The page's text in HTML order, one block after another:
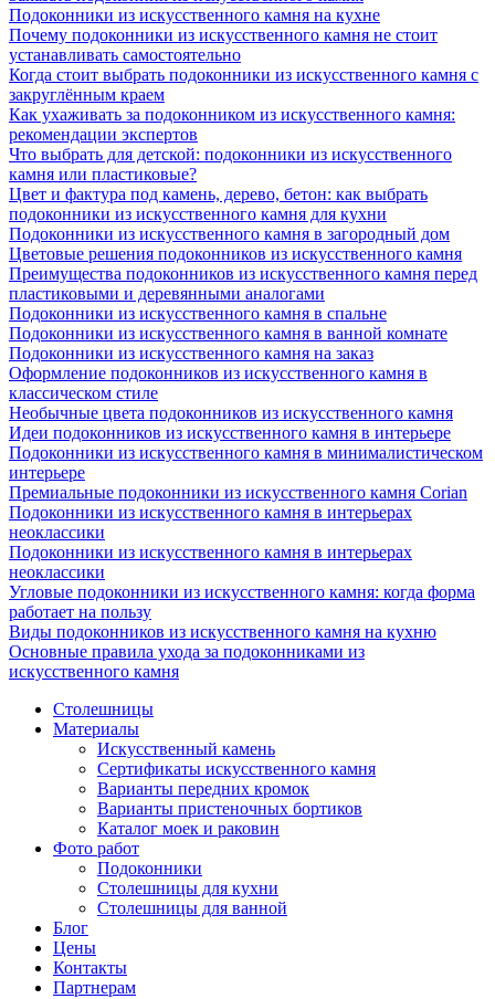
Подоконники из искусственного камня на кухне
Почему подоконники из искусственного камня не стоит
устанавливать самостоятельно
Когда стоит выбрать подоконники из искусственного камня с
закруглённым краем
Как ухаживать за подоконником из искусственного камня:
рекомендации экспертов
Что выбрать для детской: подоконники из искусственного
камня или пластиковые?
Цвет и фактура под камень, дерево, бетон: как выбрать
подоконники из искусственного камня для кухни
Подоконники из искусственного камня в загородный дом
Цветовые решения подоконников из искусственного камня
Преимущества подоконников из искусственного камня перед
пластиковыми и деревянными аналогами
Подоконники из искусственного камня в спальне
Подоконники из искусственного камня в ванной комнате
Подоконники из искусственного камня на заказ
Оформление подоконников из искусственного камня в
классическом стиле
Необычные цвета подоконников из искусственного камня
Идеи подоконников из искусственного камня в интерьере
Подоконники из искусственного камня в минималистическом
интерьере
Премиальные подоконники из искусственного камня Corian
Подоконники из искусственного камня в интерьерах
неоклассики
Подоконники из искусственного камня в интерьерах
неоклассики
Угловые подоконники из искусственного камня: когда форма
работает на пользу
Виды подоконников из искусственного камня на кухню
Основные правила ухода за подоконниками из
искусственного камня
Столешницы
Материалы
Искусственный камень
Сертификаты искусственного камня
Варианты передних кромок
Варианты пристеночных бортиков
Каталог моек и раковин
Фото работ
Подоконники
Столешницы для кухни
Столешницы для ванной
Блог
Цены
Контакты
Партнерам